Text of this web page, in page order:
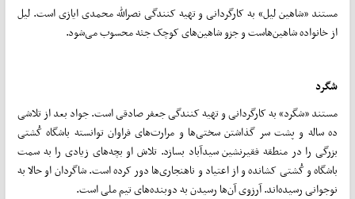
مستند «شاهین لیل» به کارگردانی و تهیه کنندگی نصرالله محمدی ایازی است. لیل
از خانواده شاهین‌هاست و جزو شاهین‌های کوچک جثه محسوب می‌شود.
شگرد
مستند «شگرد» به کارگردانی و تهیه کنندگی جعفر صادقی است. جواد بعد از تلاشی
ده ساله و پشت سر گذاشتن سختی‌ها و مرارت‌های فراوان توانسته باشگاه کُشتی
بزرگی را در منطقه فقیرنشین سیدآباد بسازد. تلاش او بچه‌های زیادی را به سمت
باشگاه و کُشتی کشانده و از اعتیاد و ناهنجاری‌ها دور کرده است. شاگردان او حالا به
نوجوانی رسیده‌اند. آرزوی آن‌ها رسیدن به دوبنده‌های تیم ملی است.